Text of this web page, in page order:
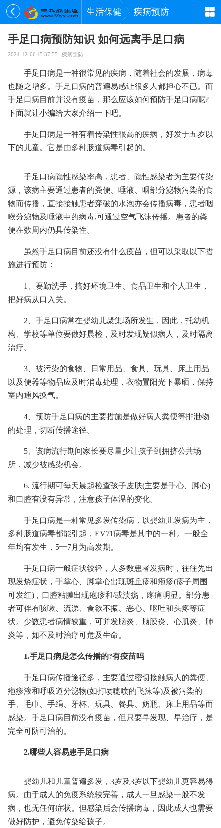
生活保健 疾病预防
手足口病预防知识 如何远离手足口病
2024-12-06 15:37:55 疾病预防
手足口病是一种很常见的疾病，随着社会的发展，病毒
也随之增多。手足口病的普遍易感让很多人都担心不已。而
手足口病目前并没有疫苗，那么应该如何预防手足口病呢?
下面就让小编给大家介绍一下吧。
手足口病是一种有着传染性很高的疾病，好发于五岁以
下的儿童。它是由多种肠道病毒引起的。
手足口病隐性感染率高，患者、隐性感染者为主要传染
源，该病主要通过患者的粪便、唾液、咽部分泌物污染的食
物而传播，直接接触患者穿破的水泡亦会传播病毒，患者咽
喉分泌物及唾液中的病毒,可通过空气飞沫传播。患者的粪
便在数周内仍具传染性。
虽然手足口病目前还没有什么疫苗，但可以采取以下措
施进行预防：
1、要勤洗手，搞好环境卫生、食品卫生和个人卫生，
把好病从口入关。
2、手足口病常在婴幼儿聚集场所发生，因此，托幼机
构、学校等单位要做好晨检，及时发现疑似病人，及时隔离
治疗。
3、被污染的食物、日常用品、食具、玩具、床上用品
以及便器等物品应及时消毒处理，衣物置阳光下暴晒，保持
室内通风换气。
4、预防手足口病的主要措施是做好病人粪便等排泄物
的处理，切断传播途径。
5、该病流行期间家长要尽量少让孩子到拥挤公共场
所，减少被感染机会。
6. 流行期可每天晨起检查孩子皮肤(主要是手心、脚心)
和口腔有没有异常，注意孩子体温的变化。
手足口病是一种常见多发传染病，以婴幼儿发病为主，
多种肠道病毒都能引起，EV71病毒是其中的一种。一般全
年均有发生，5━7月为高发期。
手足口病一般症状较轻，大多数患者发病时，往往先出
现发烧症状，手掌心、脚掌心出现斑丘疹和疱疹(疹子周围
可发红)，口腔粘膜出现疱疹和/或溃疡，疼痛明显。部分患
者可伴有咳嗽、流涕、食欲不振、恶心、呕吐和头疼等症
状。少数患者病情较重，可并发脑炎、脑膜炎、心肌炎、肺
炎等，如不及时治疗可危及生命。
1.手足口病是怎么传播的?有疫苗吗
手足口病传播途径多，主要通过密切接触病人的粪便、
疱疹液和呼吸道分泌物(如打喷嚏喷的飞沫等)及被污染的
手、毛巾、手绢、牙杯、玩具、餐具、奶瓶、床上用品等而
感染。手足口病目前没有疫苗，但只要早发现、早治疗，是
完全可防可治的。
2.哪些人容易患手足口病
婴幼儿和儿童普遍多发，3岁及3岁以下婴幼儿更容易得
病。由于成人的免疫系统较完善，成人一旦感染一般不发
病，也无任何症状。但感染后会传播病毒，因此成人也需要
做好防护，避免传染给孩子。